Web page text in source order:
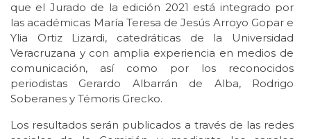
que el Jurado de la edición 2021 está integrado por
las académicas María Teresa de Jesús Arroyo Gopar e
Ylia Ortiz Lizardi, catedráticas de la Universidad
Veracruzana y con amplia experiencia en medios de
comunicación, así como por los reconocidos
periodistas Gerardo Albarrán de Alba, Rodrigo
Soberanes y Témoris Grecko.
Los resultados serán publicados a través de las redes